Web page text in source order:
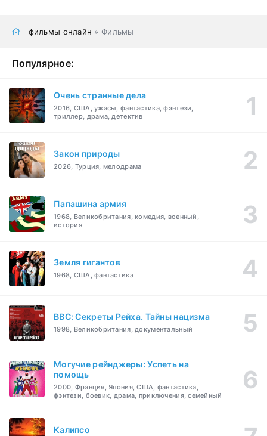
фильмы онлайн » Фильмы
Популярное:
Очень странные дела
2016, США, ужасы, фантастика, фэнтези,
триллер, драма, детектив
Закон природы
2026, Турция, мелодрама
Папашина армия
1968, Великобритания, комедия, военный,
история
Земля гигантов
1968, США, фантастика
BBC: Секреты Рейха. Тайны нацизма
1998, Великобритания, документальный
Могучие рейнджеры: Успеть на
помощь
2000, Франция, Япония, США, фантастика,
фэнтези, боевик, драма, приключения, семейный
Калипсо